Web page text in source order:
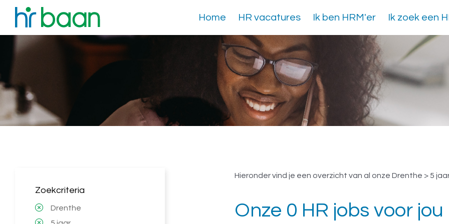
Home HR vacatures Ik ben HRM'er Ik zoek een
Zoekcriteria
Drenthe
Vacatures Drenthe > 5
Hieronder vind je een overzicht van al onze Drenthe > 5
Onze 0 HR jobs voor jou